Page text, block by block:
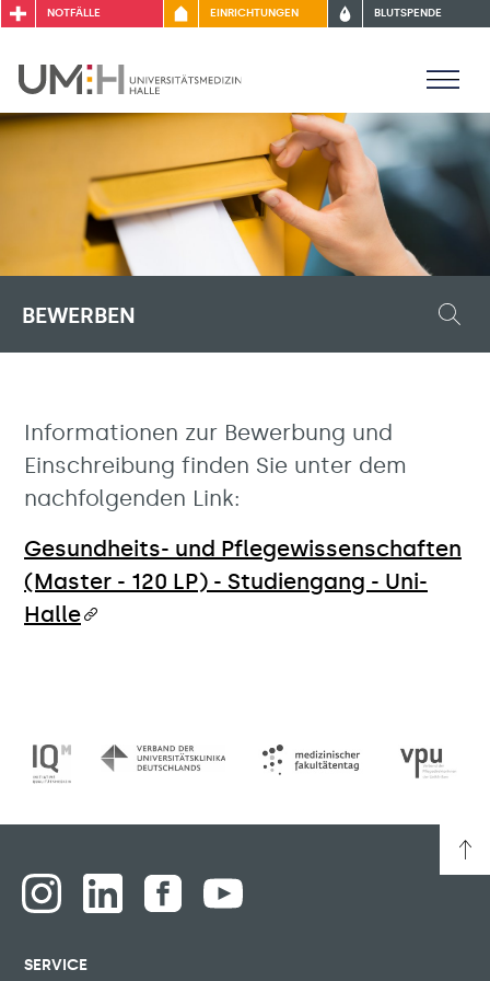
NOTFÄLLE EINRICHTUNGEN BLUTSPENDE
BEWERBEN
Informationen zur Bewerbung und
Einschreibung finden Sie unter dem
nachfolgenden Link:
Gesundheits- und Pflegewissenschaften
(Master - 120 LP) - Studiengang - Uni-
Halle
SERVICE